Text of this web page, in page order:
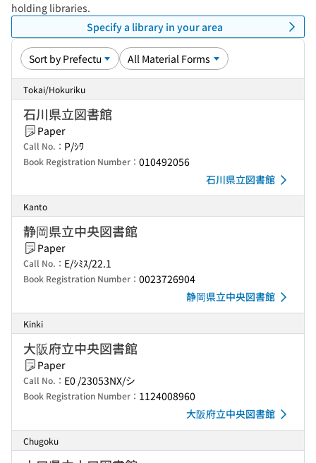
holding libraries.
Specify a library in your area
Tokai/Hokuriku
石川県立図書館
Paper
Call No.： P/ｼﾜ
Book Registration Number： 010492056
石川県立図書館
Kanto
静岡県立中央図書館
Paper
Call No.： E/ｼﾐｽ/22.1
Book Registration Number： 0023726904
静岡県立中央図書館
Kinki
大阪府立中央図書館
Paper
Call No.： E0 /23053NX/シ
Book Registration Number： 1124008960
大阪府立中央図書館
Chugoku